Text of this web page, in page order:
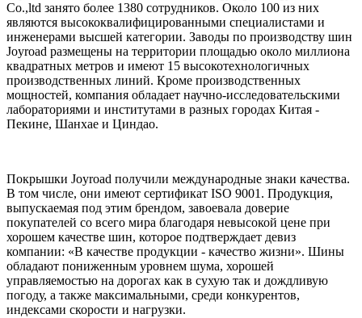
Co.,ltd занято более 1380 сотрудников. Около 100 из них
являются высококвалифицированными специалистами и
инженерами высшей категории. Заводы по производству шин
Joyroad размещены на территории площадью около миллиона
квадратных метров и имеют 15 высокотехнологичных
производственных линий. Кроме производственных
мощностей, компания обладает научно-исследовательскими
лабораториями и институтами в разных городах Китая -
Пекине, Шанхае и Циндао.
Покрышки Joyroad получили международные знаки качества.
В том числе, они имеют сертификат ISO 9001. Продукция,
выпускаемая под этим брендом, завоевала доверие
покупателей со всего мира благодаря невысокой цене при
хорошем качестве шин, которое подтверждает девиз
компании: «В качестве продукции - качество жизни». Шины
обладают пониженным уровнем шума, хорошей
управляемостью на дорогах как в сухую так и дождливую
погоду, а также максимальными, среди конкурентов,
индексами скорости и нагрузки.